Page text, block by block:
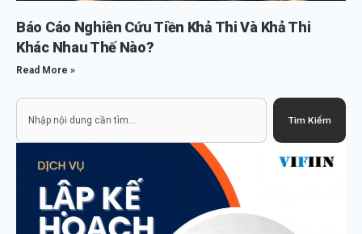
Báo Cáo Nghiên Cứu Tiền Khả Thi Và Khả Thi
Khác Nhau Thế Nào?
Read More »
Tìm Kiếm